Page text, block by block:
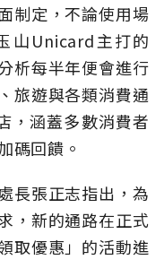
制定，不論使用場
山Unicard主打的
析每半年便會進行
旅遊與各類消費通
，涵蓋多數消費者
碼回饋。
長張正志指出，為
，新的通路在正式
取優惠」的活動進